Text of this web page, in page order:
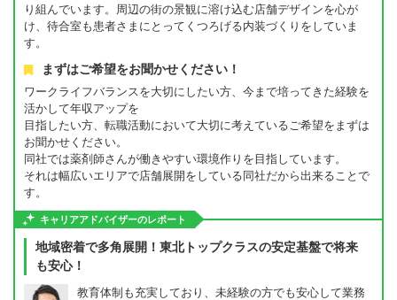
り組んでいます。周辺の街の景観に溶け込む店舗デザインを心が
け、待合室も患者さまにとってくつろげる内装づくりをしていま
す。
まずはご希望をお聞かせください！
ワークライフバランスを大切にしたい方、今まで培ってきた経験を
活かして年収アップを
目指したい方、転職活動において大切に考えているご希望をまずは
お聞かせください。
同社では薬剤師さんが働きやすい環境作りを目指しています。
それは幅広いエリアで店舗展開をしている同社だから出来ることで
す。
キャリアアドバイザーのレポート
地域密着で多角展開！東北トップクラスの安定基盤で将来
も安心！
教育体制も充実しており、未経験の方でも安心して業務